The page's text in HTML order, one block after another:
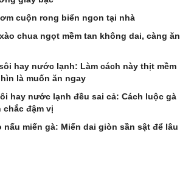
cuộn rong biển ngon tại nhà
chua ngọt mềm tan không dai, càng ăn
hay nước lạnh: Làm cách này thịt mềm
là muốn ăn ngay
hay nước lạnh đều sai cả: Cách luộc gà
đậm vị
nấu miến gà: Miến dai giòn sần sật để lâu